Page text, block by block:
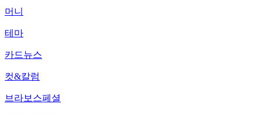
머니
테마
카드뉴스
컷&칼럼
브라보스페셜